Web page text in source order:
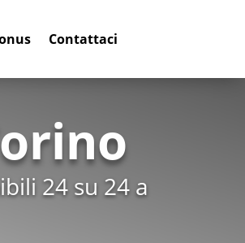
Contattaci
24 su 24 a